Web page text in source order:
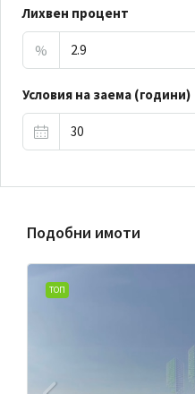
Лихвен процент
%
Условия на заема (години)
Подобни имоти
ТОП